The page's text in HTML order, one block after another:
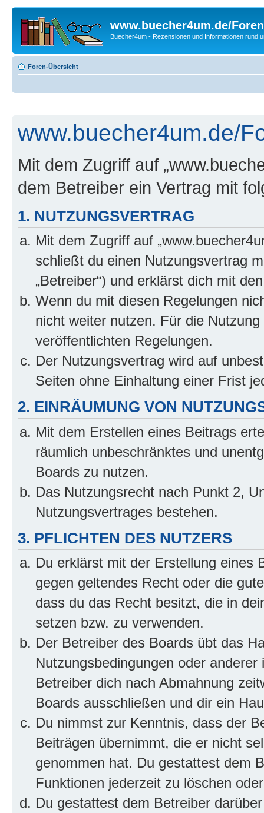
www.buecher4um.de/Foren
Buecher4um - Rezensionen und Informationen rund
Foren-Übersicht
www.buecher4um.de/
Mit dem Zugriff auf
dem Betreiber ein Vertrag mit
1. NUTZUNGSVERTRAG
Mit dem Zugriff auf
schließt du einen Nutzungsvertrag
„Betreiber“) und erklärst dich mit
Wenn du mit diesen Regelungen
nicht weiter nutzen. Für die
veröffentlichten Regelungen.
Der Nutzungsvertrag wird auf
Seiten ohne Einhaltung einer Frist
2. EINRÄUMUNG VON
Mit dem Erstellen eines Beitrags
räumlich unbeschränktes und
Boards zu nutzen.
Das Nutzungsrecht nach Punkt 2,
Nutzungsvertrages bestehen.
3. PFLICHTEN DES NUTZERS
Du erklärst mit der Erstellung eines
gegen geltendes Recht oder die
dass du das Recht besitzt, die in
setzen bzw. zu verwenden.
Der Betreiber des Boards übt das
Nutzungsbedingungen oder
Betreiber dich nach Abmahnung
Boards ausschließen und dir ein
Du nimmst zur Kenntnis, dass der
Beiträgen übernimmt, die er nicht
genommen hat. Du gestattest dem
Funktionen jederzeit zu löschen
Du gestattest dem Betreiber